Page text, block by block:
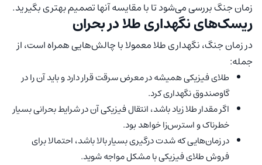
زمان جنگ بررسی می‌شود تا با مقایسه آنها تصمیم بهتری بگیرید.
ریسک‌های نگهداری طلا در بحران
در زمان جنگ، نگهداری طلا معمولا با چالش‌هایی همراه است، از
جمله:
طلای فیزیکی همیشه در معرض سرقت قرار دارد و باید آن را در
گاوصندوق نگهداری کرد.
اگر مقدار طلا زیاد باشد، انتقال فیزیکی آن در شرایط بحرانی بسیار
خطرناک و استرس‌زا خواهد بود.
در زمان‌هایی که شدت درگیری بسیار بالا باشد، احتمالا برای
فروش طلای فیزیکی با مشکل مواجه شوید.